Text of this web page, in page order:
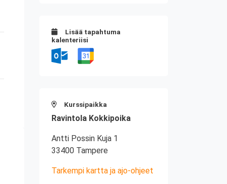
Lisää tapahtuma
kalenteriisi
Kurssipaikka
Ravintola Kokkipoika
Antti Possin Kuja 1
33400 Tampere
Tarkempi kartta ja ajo-ohjeet